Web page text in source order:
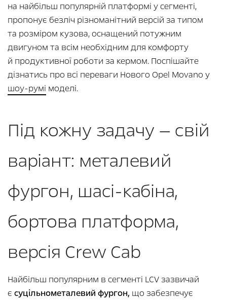
на найбільш популярній платформі у сегменті,
пропонує безліч різноманітний версій за типом
та розміром кузова, оснащений потужним
двигуном та всім необхідним для комфорту
й продуктивної роботи за кермом. Поспішайте
дізнатись про всі переваги Нового Opel Movano у
шоу-румі моделі.
Під кожну задачу — свій
варіант: металевий
фургон, шасі-кабіна,
бортова платформа,
версія Crew Cab
Найбільш популярним в сегменті LCV зазвичай
є суцільнометалевий фургон, що забезпечує